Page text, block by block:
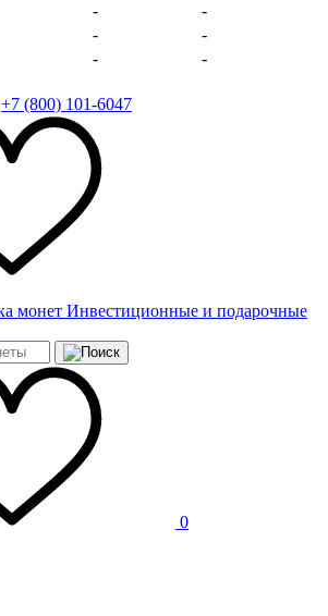
-
-
-
-
- -
+7 (800) 101-6047
Инвестиционные и подарочные
0